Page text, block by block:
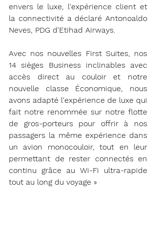
envers le luxe, l'expérience client et
la connectivité a déclaré Antonoaldo
Neves, PDG d'Etihad Airways.
Avec nos nouvelles First Suites, nos
14 sièges Business inclinables avec
accès direct au couloir et notre
nouvelle classe Économique, nous
avons adapté l'expérience de luxe qui
fait notre renommée sur notre flotte
de gros-porteurs pour offrir à nos
passagers la même expérience dans
un avion monocouloir, tout en leur
permettant de rester connectés en
continu grâce au Wi-Fi ultra-rapide
tout au long du voyage »